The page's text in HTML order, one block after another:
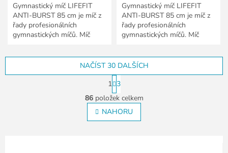
Gymnastický míč LIFEFIT
ANTI-BURST 85 cm je míč z
řady profesionálních
gymnastických míčů. Míč
Gymnastický míč LIFEFIT
ANTI-BURST 85 cm je míč z
řady profesionálních
gymnastických míčů. Míč
PVC...
O
v
l
á
NAČÍST 30 DALŠÍCH
S
t
r
á
n
k
1 3
86položek celkem
NAHORU